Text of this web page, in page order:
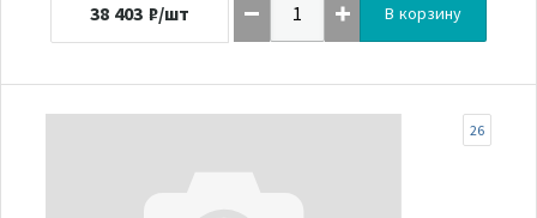
38 403 ₽/шт В корзину
26